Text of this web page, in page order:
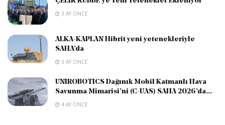
3 AY ÖNCE
ALKA-KAPLAN Hibrit yeni yetenekleriyle
SAHA’da
3 AY ÖNCE
UNIROBOTICS Dağınık Mobil Katmanlı Hava
Savunma Mimarisi’ni (C-UAS) SAHA 2026’da...
4 AY ÖNCE